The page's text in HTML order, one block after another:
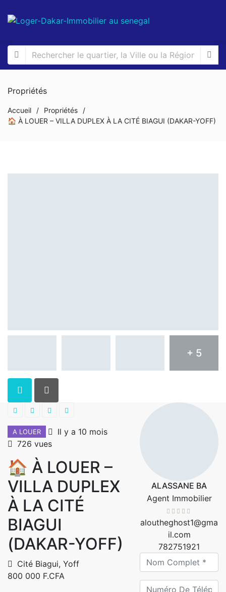
Propriétés
Accueil / Propriétés
/
🏠 À LOUER – VILLA DUPLEX À LA CITÉ BIAGUI (DAKAR-YOFF)
+ 5
A LOUER
Il y a 10 mois
726 vues
🏠 À LOUER –
VILLA DUPLEX
À LA CITÉ
BIAGUI
(DAKAR-YOFF)
Cité Biagui, Yoff
800 000 F.CFA
ALASSANE BA
Agent Immobilier
aloutheghost1@gma
il.com
782751921